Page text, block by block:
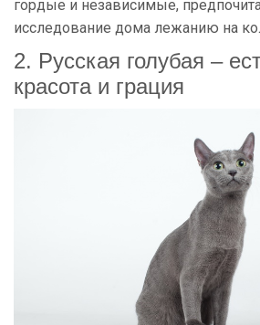
гордые и независимые,
исследование дома лежанию на
2. Русская голубая –
красота и грация